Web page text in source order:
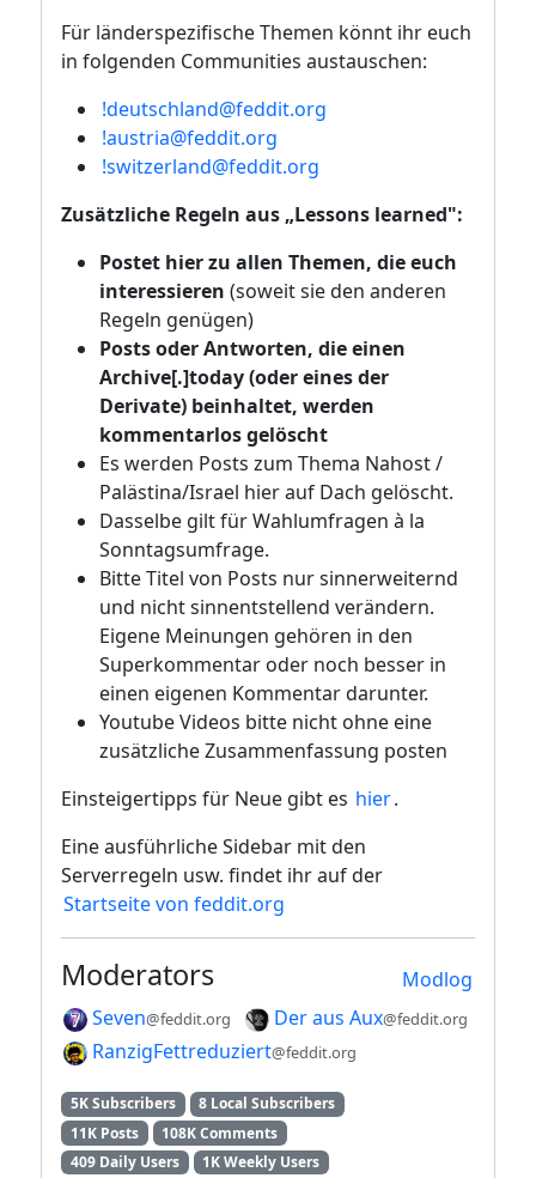
Für länderspezifische Themen könnt ihr euch
in folgenden Communities austauschen:
!deutschland@feddit.org
!austria@feddit.org
!switzerland@feddit.org
Zusätzliche Regeln aus „Lessons learned":
Postet hier zu allen Themen, die euch
interessieren (soweit sie den anderen
Regeln genügen)
Posts oder Antworten, die einen
Archive[.]today (oder eines der
Derivate) beinhaltet, werden
kommentarlos gelöscht
Es werden Posts zum Thema Nahost /
Palästina/Israel hier auf Dach gelöscht.
Dasselbe gilt für Wahlumfragen à la
Sonntagsumfrage.
Bitte Titel von Posts nur sinnerweiternd
und nicht sinnentstellend verändern.
Eigene Meinungen gehören in den
Superkommentar oder noch besser in
einen eigenen Kommentar darunter.
Youtube Videos bitte nicht ohne eine
zusätzliche Zusammenfassung posten
Einsteigertipps für Neue gibt es hier.
Eine ausführliche Sidebar mit den
Serverregeln usw. findet ihr auf der
Startseite von feddit.org
Modlog
Moderators
Seven@feddit.org Der aus Aux@feddit.org
RanzigFettreduziert@feddit.org
5K Subscribers
8 Local Subscribers
11K Posts
108K Comments
409 Daily Users
1K Weekly Users